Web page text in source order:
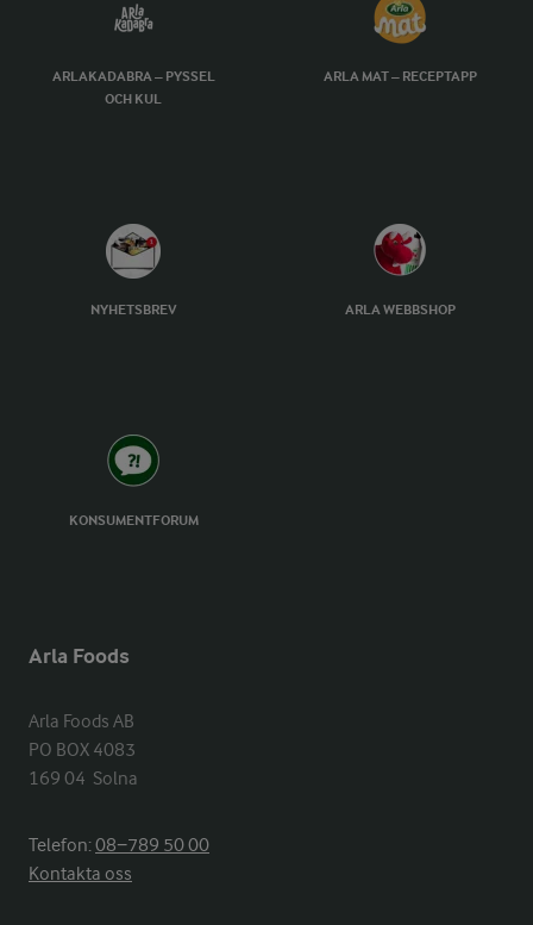
ARLAKADABRA – PYSSEL
OCH KUL
ARLA MAT – RECEPTAPP
NYHETSBREV ARLA WEBBSHOP
KONSUMENTFORUM
Arla Foods
Arla Foods AB
PO BOX 4083
169 04  Solna
Telefon:08−789 50 00
Kontakta oss